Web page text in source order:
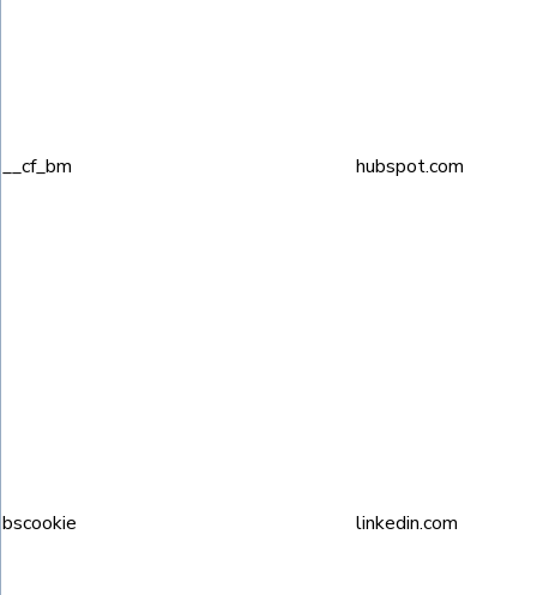
__cf_bm hubspot.com
bscookie linkedin.com